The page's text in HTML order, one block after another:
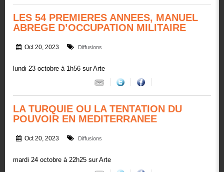
LES 54 PREMIERES ANNEES, MANUEL
ABREGE D’OCCUPATION MILITAIRE
Oct 20, 2023 Diffusions
lundi 23 octobre à 1h56 sur Arte
LA TURQUIE OU LA TENTATION DU
POUVOIR EN MEDITERRANEE
Oct 20, 2023 Diffusions
mardi 24 octobre à 22h25 sur Arte